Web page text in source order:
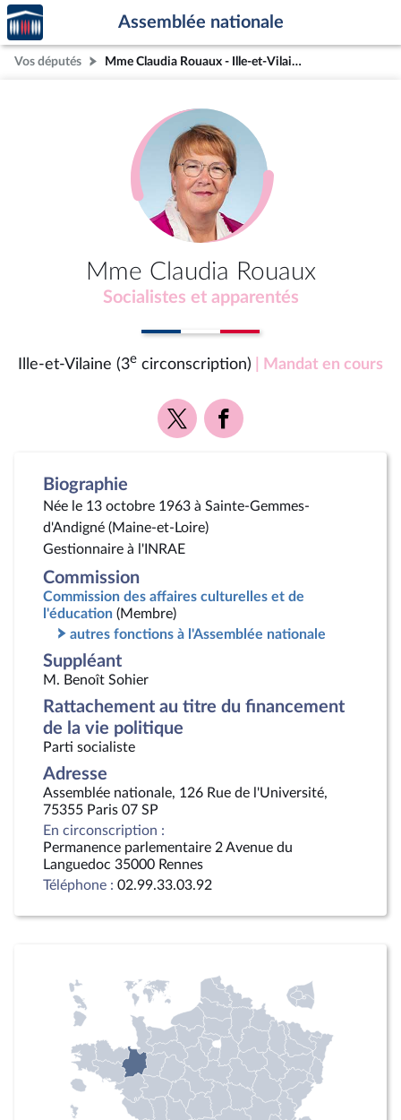
Aller au contenu
Aller en bas de la page
Accèder
à la
page
d'accueil
Assemblée nationale
Vos députés Mme Claudia Rouaux - Ille-et-Vilaine (3e circonscription)
Mme Claudia Rouaux
Socialistes et apparentés
Ille-et-Vilaine (3e circonscription) | Mandat en cours
Voir
la
Voir
la
Biographie
Née le 13 octobre 1963 à Sainte-Gemmes-
d'Andigné (Maine-et-Loire)
Gestionnaire à l'INRAE
Commission
Commission des affaires culturelles et de
l'éducation (Membre)
autres fonctions à l'Assemblée nationale
Suppléant
M. Benoît Sohier
Rattachement au titre du financement
de la vie politique
Parti socialiste
Adresse
Assemblée nationale, 126 Rue de l'Université,
75355 Paris 07 SP
En circonscription :
Permanence parlementaire 2 Avenue du
Languedoc 35000 Rennes
Téléphone : 02.99.33.03.92